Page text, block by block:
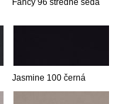
Fancy 96 středně šedá
Jasmine 100 černá